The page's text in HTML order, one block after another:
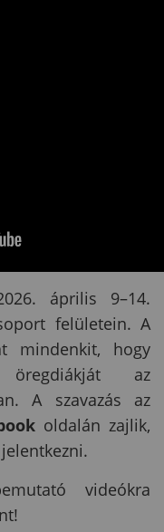
április 9–14.
felületein. A
mindenkit, hogy
öregdiákját az
A szavazás az
oldalán zajlik,
videókra